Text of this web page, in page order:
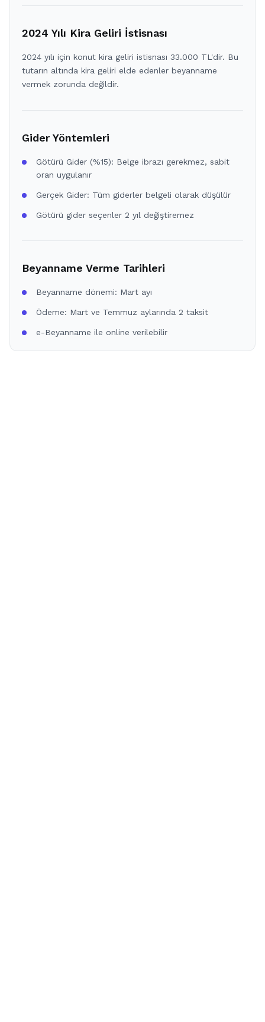
2024 Yılı Kira Geliri İstisnası
2024 yılı için konut kira geliri istisnası 33.000 TL'dir. Bu
tutarın altında kira geliri elde edenler beyanname
vermek zorunda değildir.
Gider Yöntemleri
Götürü Gider (%15): Belge ibrazı gerekmez, sabit
oran uygulanır
Gerçek Gider: Tüm giderler belgeli olarak düşülür
Götürü gider seçenler 2 yıl değiştiremez
Beyanname Verme Tarihleri
Beyanname dönemi: Mart ayı
Ödeme: Mart ve Temmuz aylarında 2 taksit
e-Beyanname ile online verilebilir